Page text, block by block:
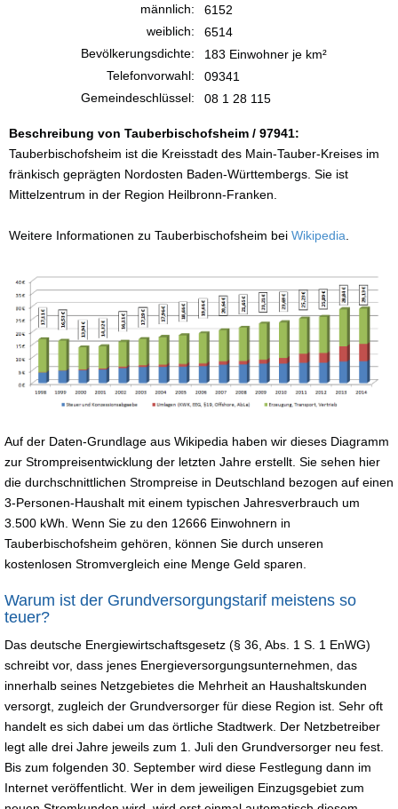
männlich:
6152
weiblich:
6514
Bevölkerungsdichte:
183 Einwohner je km²
Telefonvorwahl:
09341
Gemeindeschlüssel:
08 1 28 115
Beschreibung von Tauberbischofsheim / 97941:
Tauberbischofsheim ist die Kreisstadt des Main-Tauber-Kreises im
fränkisch geprägten Nordosten Baden-Württembergs. Sie ist
Mittelzentrum in der Region Heilbronn-Franken.
Weitere Informationen zu Tauberbischofsheim bei Wikipedia
Auf der Daten-Grundlage aus Wikipedia haben wir dieses Diagramm
zur Strompreisentwicklung der letzten Jahre erstellt. Sie sehen hier
die durchschnittlichen Strompreise in Deutschland bezogen auf einen
3-Personen-Haushalt mit einem typischen Jahresverbrauch um
3.500 kWh. Wenn Sie zu den 12666 Einwohnern in
Tauberbischofsheim gehören, können Sie durch unseren
kostenlosen Stromvergleich eine Menge Geld sparen.
Warum ist der Grundversorgungstarif meistens so
teuer?
Das deutsche Energiewirtschaftsgesetz (§ 36, Abs. 1 S. 1 EnWG)
schreibt vor, dass jenes Energieversorgungsunternehmen, das
innerhalb seines Netzgebietes die Mehrheit an Haushaltskunden
versorgt, zugleich der Grundversorger für diese Region ist. Sehr oft
handelt es sich dabei um das örtliche Stadtwerk. Der Netzbetreiber
legt alle drei Jahre jeweils zum 1. Juli den Grundversorger neu fest.
Bis zum folgenden 30. September wird diese Festlegung dann im
Internet veröffentlicht. Wer in dem jeweiligen Einzugsgebiet zum